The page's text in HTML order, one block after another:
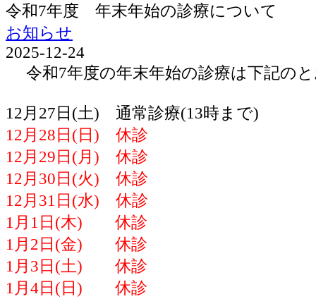
令和7年度 年末年始の診療について
お知らせ
2025-12-24
令和7年度の年末年始の診療は下記の
12月27日(土) 通常診療(13時まで)
12月28日(日) 休診
12月29日(月) 休診
12月30日(火) 休診
12月31日(水) 休診
1月1日(木) 休診
1月2日(金) 休診
1月3日(土) 休診
1月4日(日) 休診